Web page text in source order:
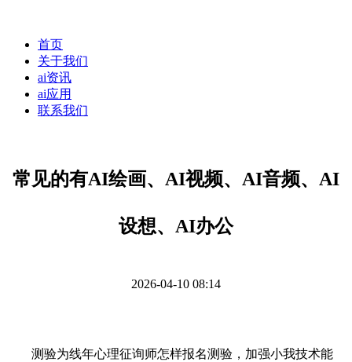
首页
关于我们
ai资讯
ai应用
联系我们
常见的有AI绘画、AI视频、AI⾳频、AI
设想、AI办公
2026-04-10 08:14
测验为线年心理征询师怎样报名测验，加强小我技术能